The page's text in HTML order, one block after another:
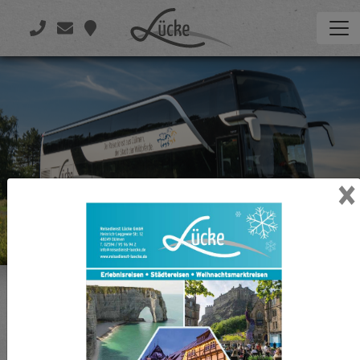
Der moderne Doppeldecker
Zweigeschössig in der Welt unterwegs
×